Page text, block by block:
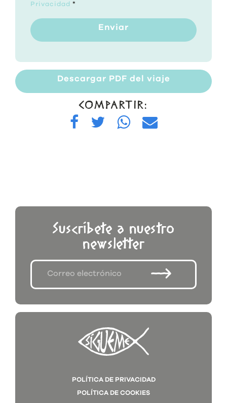
Privacidad *
Enviar
Descargar PDF del viaje
COMPARTIR:
Suscríbete a nuestro
newsletter
POLÍTICA DE PRIVACIDAD
POLÍTICA DE COOKIES